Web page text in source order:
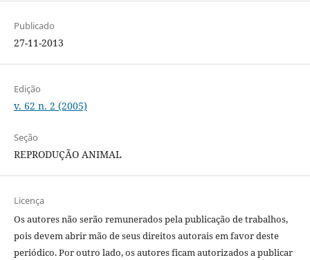
Publicado
27-11-2013
Edição
v. 62 n. 2 (2005)
Seção
REPRODUÇÃO ANIMAL
Licença
Os autores não serão remunerados pela publicação de trabalhos,
pois devem abrir mão de seus direitos autorais em favor deste
periódico. Por outro lado, os autores ficam autorizados a publicar